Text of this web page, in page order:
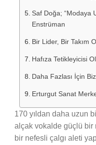
Saf Doğa; “Modaya
Enstrüman
Bir Lider, Bir Takım
Hafıza Tetikleyicisi
Daha Fazlası İçin
Erturgut Sanat
170 yıldan daha uzun
alçak vokalde güçlü bir
bir nefesli çalgı aleti